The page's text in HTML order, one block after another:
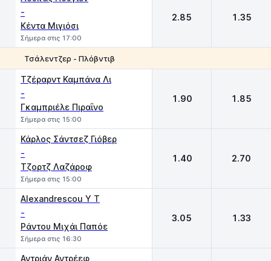
-
Κέντα Μιγιόσι
Σήμερα στις 17:00
2.85 1.35
Τσάλεντζερ - Πλόβντιβ
Τζέραρντ Καμπάνα Λι
-
Γκαμπριέλε Πιραΐνο
Σήμερα στις 15:00
1.90 1.85
Κάρλος Σάντσεζ Γιόβερ
-
Τζορτζ Λαζάροφ
Σήμερα στις 15:00
1.40 2.70
Alexandrescou Y T
-
Ράντου Μιχάι Παπόε
Σήμερα στις 16:30
3.05 1.33
Αντριάν Αντρέεφ